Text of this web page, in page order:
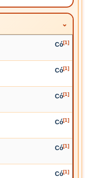
Có[1]
Có[1]
Có[1]
Có[1]
Có[1]
Có[1]